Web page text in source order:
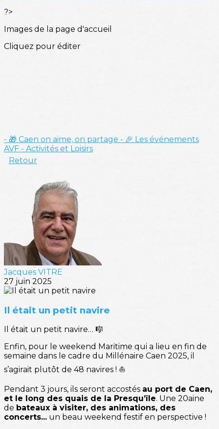
?>
Images de la page d'accueil
Cliquez pour éditer
- 🎁 Caen on aime, on partage - 🎉 Les événements
AVF - Activités et Loisirs
Retour
Jacques VITRE
27 juin 2025
Il était un petit navire
Il était un petit navire… 🎼
Enfin, pour le weekend Maritime qui a lieu en fin de
semaine dans le cadre du Millénaire Caen 2025, il
s’agirait plutôt de 48 navires ! ⛵️
Pendant 3 jours, ils seront accostés au port de Caen,
et le long des quais de la Presqu’île. Une 20aine
de bateaux à visiter, des animations, des
concerts... un beau weekend festif en perspective !